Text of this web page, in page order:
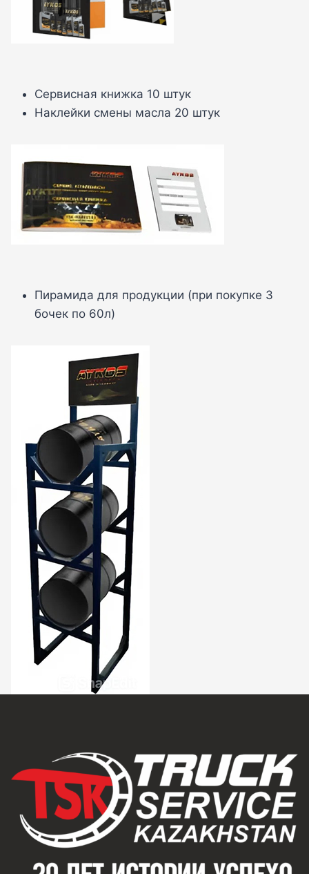
Сервисная книжка 10 штук
Наклейки смены масла 20 штук
Пирамида для продукции (при покупке 3
бочек по 60л)